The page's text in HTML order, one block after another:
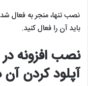
نصب تنها، منجر به فعال
باید آن را فعال کنید.
نصب افزونه در
آپلود کردن